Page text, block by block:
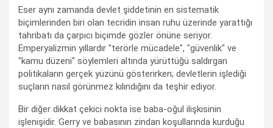
Eser aynı zamanda devlet şiddetinin en sistematik
biçimlerinden biri olan tecridin insan ruhu üzerinde yarattığı
tahribatı da çarpıcı biçimde gözler önüne seriyor.
Emperyalizmin yıllardır "terörle mücadele", "güvenlik" ve
"kamu düzeni" söylemleri altında yürüttüğü saldırgan
politikaların gerçek yüzünü gösterirken; devletlerin işlediği
suçların nasıl görünmez kılındığını da teşhir ediyor.
Bir diğer dikkat çekici nokta ise baba-oğul ilişkisinin
işlenişidir. Gerry ve babasının zindan koşullarında kurduğu